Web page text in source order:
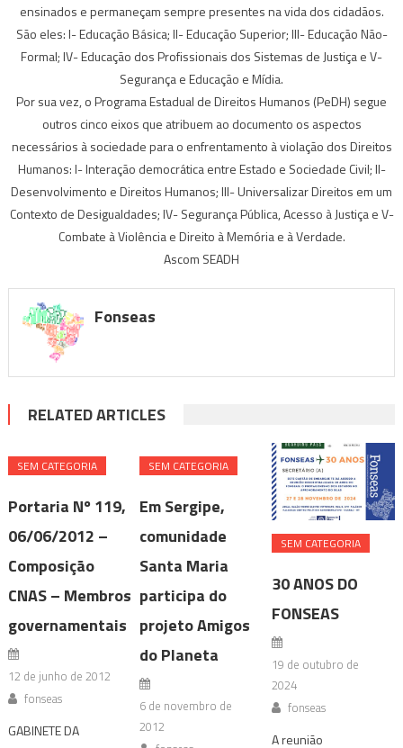
ensinados e permaneçam sempre presentes na vida dos cidadãos.
São eles: I- Educação Básica; II- Educação Superior; III- Educação Não-
Formal; IV- Educação dos Profissionais dos Sistemas de Justiça e V-
Segurança e Educação e Mídia.
Por sua vez, o Programa Estadual de Direitos Humanos (PeDH) segue
outros cinco eixos que atribuem ao documento os aspectos
necessários à sociedade para o enfrentamento à violação dos Direitos
Humanos: I- Interação democrática entre Estado e Sociedade Civil; II-
Desenvolvimento e Direitos Humanos; III- Universalizar Direitos em um
Contexto de Desigualdades; IV- Segurança Pública, Acesso à Justiça e V-
Combate à Violência e Direito à Memória e à Verdade.
Ascom SEADH
Fonseas
RELATED ARTICLES
SEM CATEGORIA
Portaria Nº 119,
06/06/2012 –
Composição
CNAS – Membros
governamentais
12 de junho de 2012
fonseas
GABINETE DA
SEM CATEGORIA
Em Sergipe,
comunidade
Santa Maria
participa do
projeto Amigos
do Planeta
6 de novembro de
2012
SEM CATEGORIA
30 ANOS DO
FONSEAS
19 de outubro de
2024
fonseas
A reunião